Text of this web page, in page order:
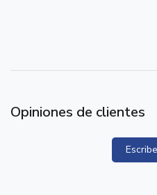
Opiniones de clientes